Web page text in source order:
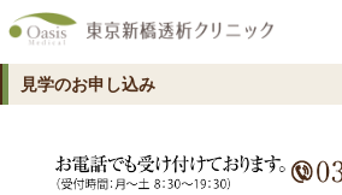
見学のお申し込み